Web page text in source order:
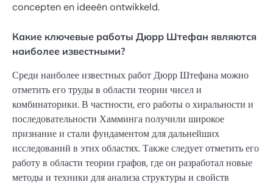
concepten en ideeën ontwikkeld.
Какие ключевые работы Дюрр Штефан являются
наиболее известными?
Среди наиболее известных работ Дюрр Штефана можно
отметить его труды в области теории чисел и
комбинаторики. В частности, его работы о хиральности и
последовательности Хамминга получили широкое
признание и стали фундаментом для дальнейших
исследований в этих областях. Также следует отметить его
работу в области теории графов, где он разработал новые
методы и техники для анализа структуры и свойств